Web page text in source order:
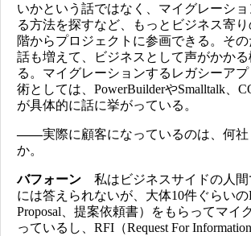
いかという話ではなく、マイグレーシ
る方法を探すなど、もっとビジネス寄
階からプロジェクトに参画できる。そ
話も増えて、ビジネスとして声がかか
る。マイグレーションするレガシーア
術としては、PowerBuilderやSmalltalk、
が具体的に話に挙がっている。
――実際に顧客になっているのは、何社
か。
バフォーン 私はビジネスサイドの人間
には答えられないが、大体10件ぐらいの
Proposal、提案依頼書）をもらってマイ
っているし、RFI（Request For